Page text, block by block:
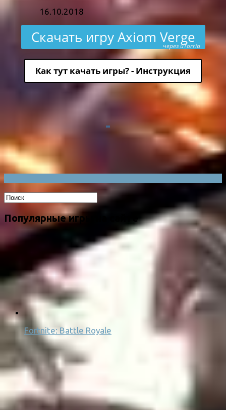
16.10.2018
Скачать игру Axiom Verge
через uTorria
Как тут качать игры? - Инструкция
Популярные игры на сайте
Fortnite: Battle Royale